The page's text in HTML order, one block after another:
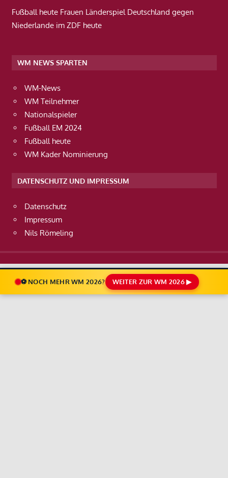
Fußball heute Frauen Länderspiel Deutschland gegen
Niederlande im ZDF heute
WM NEWS SPARTEN
WM-News
WM Teilnehmer
Nationalspieler
Fußball EM 2024
Fußball heute
WM Kader Nominierung
DATENSCHUTZ UND IMPRESSUM
Datenschutz
Impressum
Nils Römeling
⚽ NOCH MEHR WM 2026? WEITER ZUR WM 2026 ▶